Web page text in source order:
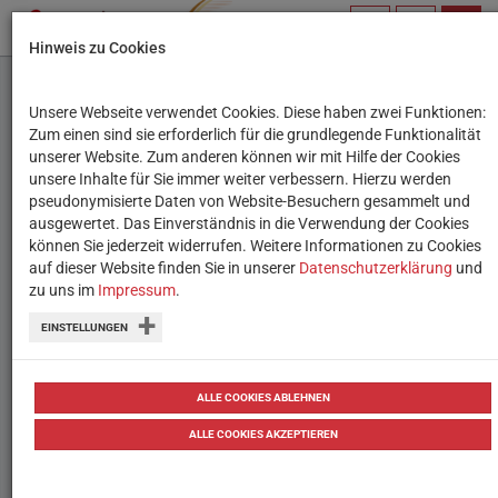
Ich im Netz: Meine
Passwörter im Internet
Datenschutz, Selbstdarstellung und der
eigene Ruf im Netz: Tipps und
Unterrichtsideen zur
Passwortsicherheit.
Hinweis zu Cookies
Unsere Webseite verwendet Cookies. Diese haben zwei Funktionen:
Zum einen sind sie erforderlich für die grundlegende Funktionalität
unserer Website. Zum anderen können wir mit Hilfe der Cookies
unsere Inhalte für Sie immer weiter verbessern. Hierzu werden
pseudonymisierte Daten von Website-Besuchern gesammelt und
ausgewertet. Das Einverständnis in die Verwendung der Cookies
können Sie jederzeit widerrufen. Weitere Informationen zu Cookies
auf dieser Website finden Sie in unserer Datenschutzerklärung und
zu uns im Impressum.
EINSTELLUNGEN
ALLE COOKIES ABLEHNEN
ALLE COOKIES AKZEPTIEREN